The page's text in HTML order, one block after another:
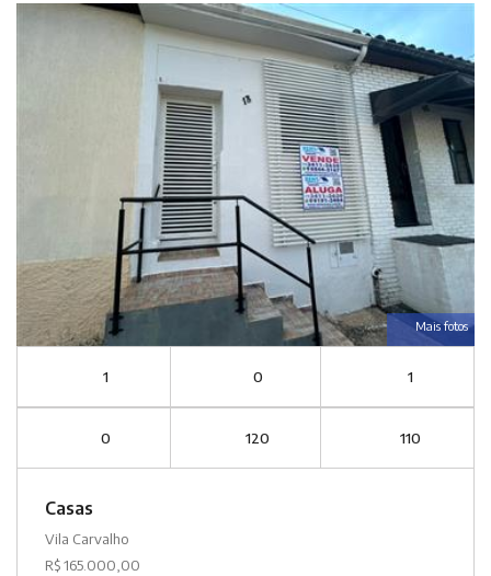
Mais fotos
1 0 1
0 120 110
Casas
Vila Carvalho
R$ 165.000,00